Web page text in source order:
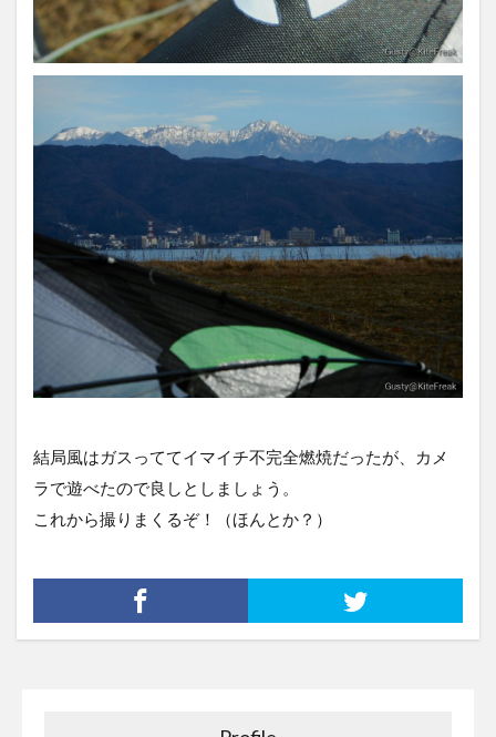
結局風はガスっててイマイチ不完全燃焼だったが、カメ
ラで遊べたので良しとしましょう。
これから撮りまくるぞ！（ほんとか？）